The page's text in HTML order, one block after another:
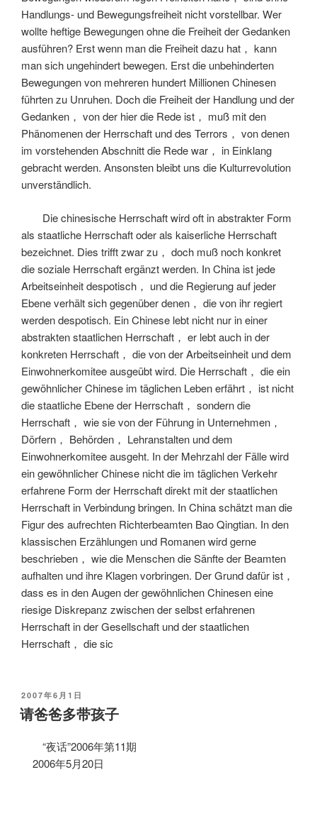
Handlungs- und Bewegungsfreiheit nicht vorstellbar. Wer
wollte heftige Bewegungen ohne die Freiheit der Gedanken
ausführen? Erst wenn man die Freiheit dazu hat， kann
man sich ungehindert bewegen. Erst die unbehinderten
Bewegungen von mehreren hundert Millionen Chinesen
führten zu Unruhen. Doch die Freiheit der Handlung und der
Gedanken， von der hier die Rede ist， muß mit den
Phänomenen der Herrschaft und des Terrors， von denen
im vorstehenden Abschnitt die Rede war， in Einklang
gebracht werden. Ansonsten bleibt uns die Kulturrevolution
unverständlich.
Die chinesische Herrschaft wird oft in abstrakter Form
als staatliche Herrschaft oder als kaiserliche Herrschaft
bezeichnet. Dies trifft zwar zu， doch muß noch konkret
die soziale Herrschaft ergänzt werden. In China ist jede
Arbeitseinheit despotisch， und die Regierung auf jeder
Ebene verhält sich gegenüber denen， die von ihr regiert
werden despotisch. Ein Chinese lebt nicht nur in einer
abstrakten staatlichen Herrschaft， er lebt auch in der
konkreten Herrschaft， die von der Arbeitseinheit und dem
Einwohnerkomitee ausgeübt wird. Die Herrschaft， die ein
gewöhnlicher Chinese im täglichen Leben erfährt， ist nicht
die staatliche Ebene der Herrschaft， sondern die
Herrschaft， wie sie von der Führung in Unternehmen，
Dörfern， Behörden， Lehranstalten und dem
Einwohnerkomitee ausgeht. In der Mehrzahl der Fälle wird
ein gewöhnlicher Chinese nicht die im täglichen Verkehr
erfahrene Form der Herrschaft direkt mit der staatlichen
Herrschaft in Verbindung bringen. In China schätzt man die
Figur des aufrechten Richterbeamten Bao Qingtian. In den
klassischen Erzählungen und Romanen wird gerne
beschrieben， wie die Menschen die Sänfte der Beamten
aufhalten und ihre Klagen vorbringen. Der Grund dafür ist，
dass es in den Augen der gewöhnlichen Chinesen eine
riesige Diskrepanz zwischen der selbst erfahrenen
Herrschaft in der Gesellschaft und der staatlichen
Herrschaft， die sic
发
布
于
2007年6月1日
请爸爸多带孩子
“夜话”2006年第11期
2006年5月20日